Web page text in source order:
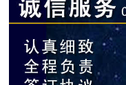
杭州白蚁防治
建德白蚁防治
桐庐白蚁防治